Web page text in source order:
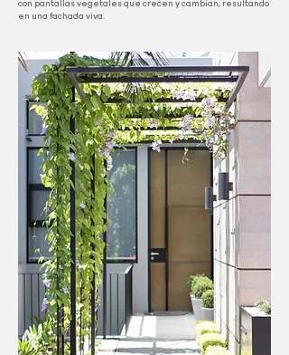
con pantallas vegetales que crecen y cambian, resultando
en una fachada viva.